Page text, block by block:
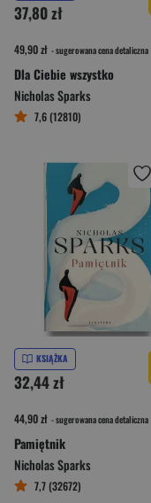
37,80 zł
49,90 zł - sugerowana cena detaliczna
Dla Ciebie wszystko
Nicholas Sparks
7,6 (12810)
KSIĄŻKA
32,44 zł
44,90 zł - sugerowana cena detaliczna
Pamiętnik
Nicholas Sparks
7,7 (32672)